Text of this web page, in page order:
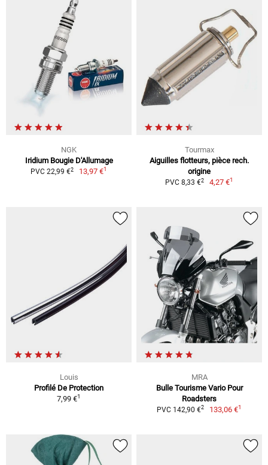
NGK
Iridium Bougie D'Allumage
PVC 22,99 €2 13,97 €1
Tourmax
Aiguilles flotteurs, pièce rech.
origine
PVC 8,33 €2 4,27 €1
Louis
Profilé De Protection
7,99 €1
MRA
Bulle Tourisme Vario Pour
Roadsters
PVC 142,90 €2 133,06 €1